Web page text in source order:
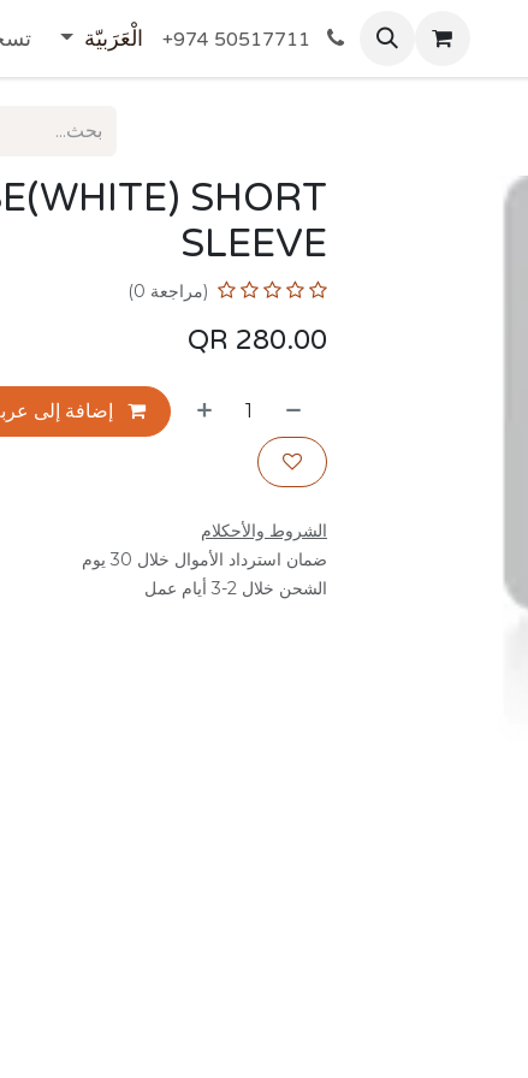
+974 50517711 الْعَرَبيّة
SHORT
SLEEVE
(مراجعة 0)
280.00
إضافة إلى
الشروط والأحكلام
ضمان استرداد الأموال خلال 30 يوم
الشحن خلال 2-3 أيام عمل